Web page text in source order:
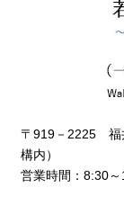
〒919－2225 福
構内）
営業時間：8:30